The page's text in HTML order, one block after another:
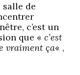
de
c’est un
que «c’est
vraiment ça« ,